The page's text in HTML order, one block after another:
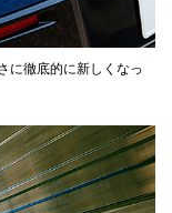
に徹底的に新しくなっ